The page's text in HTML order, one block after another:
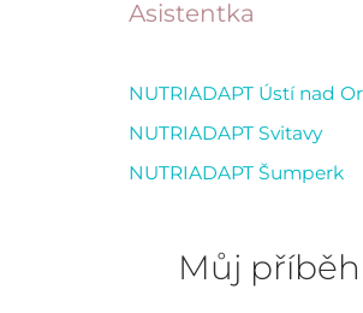
Asistentka
NUTRIADAPT Ústí nad
NUTRIADAPT Svitavy
NUTRIADAPT Šumperk
Můj příběh